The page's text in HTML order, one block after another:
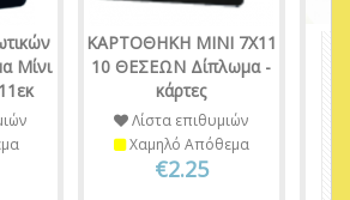
Μίνι
ΚΑΡΤΟΘΗΚΗ ΜΙΝΙ 7X11
10 ΘΕΣΕΩΝ Δίπλωμα -
κάρτες
Λίστα επιθυμιών
Χαμηλό Απόθεμα
€2.25